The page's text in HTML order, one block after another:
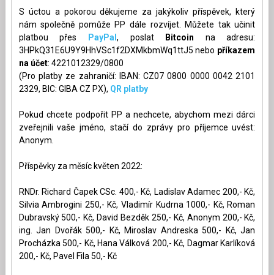
S úctou a pokorou děkujeme za jakýkoliv příspěvek, který
nám společně pomůže PP dále rozvíjet. Můžete tak učinit
platbou přes
PayPal , poslat Bitcoin na adresu:
3HPkQ31E6U9Y9HhVSc1f2DXMkbmWq1ttJ5 nebo příkazem
na účet: 4221012329/0800
(Pro platby ze zahraničí: IBAN: CZ07 0800 0000 0042 2101
2329, BIC: GIBA CZ PX), QR platby
Pokud chcete podpořit PP a nechcete, abychom mezi dárci
zveřejnili vaše jméno, stačí do zprávy pro příjemce uvést:
Anonym.
Příspěvky za měsíc květen 2022:
RNDr. Richard Čapek CSc. 400,- Kč, Ladislav Adamec 200,- Kč,
Silvia Ambrogini 250,- Kč, Vladimír Kudrna 1000,- Kč, Roman
Dubravský 500,- Kč, David Bezděk 250,- Kč, Anonym 200,- Kč,
ing. Jan Dvořák 500,- Kč, Miroslav Andreska 500,- Kč, Jan
Procházka 500,- Kč, Hana Válková 200,- Kč, Dagmar Karlíková
200,- Kč, Pavel Fila 50,- Kč